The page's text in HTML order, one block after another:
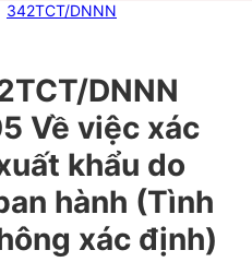
342TCT/DNNN
DNNN
Về việc xác
khẩu do
hành (Tình
xác định)